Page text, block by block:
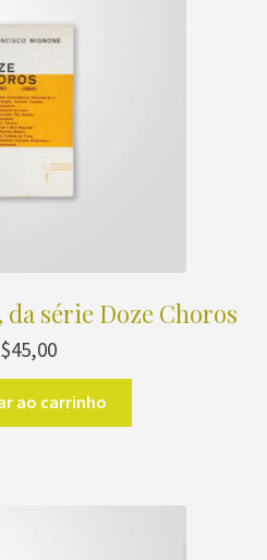
série Doze Choros
45,00
ao carrinho